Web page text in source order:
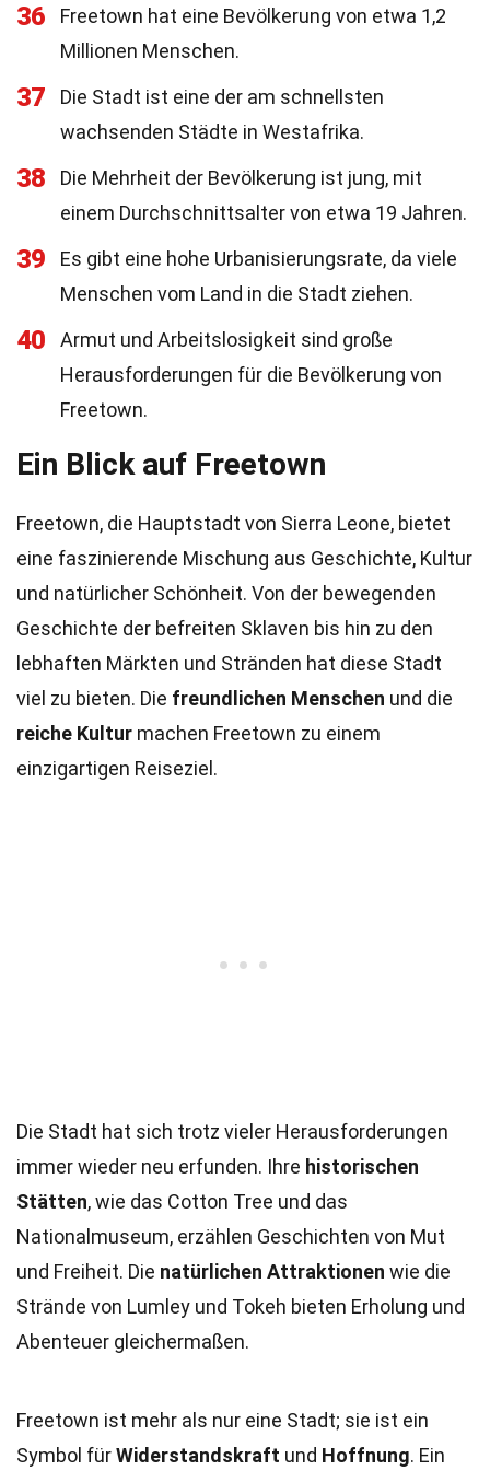
36
Freetown hat eine Bevölkerung von etwa 1,2
Millionen Menschen.
37
Die Stadt ist eine der am schnellsten
wachsenden Städte in Westafrika.
38
Die Mehrheit der Bevölkerung ist jung, mit
einem Durchschnittsalter von etwa 19 Jahren.
39
Es gibt eine hohe Urbanisierungsrate, da viele
Menschen vom Land in die Stadt ziehen.
40
Armut und Arbeitslosigkeit sind große
Herausforderungen für die Bevölkerung von
Freetown.
Ein Blick auf Freetown
Freetown, die Hauptstadt von Sierra Leone, bietet
eine faszinierende Mischung aus Geschichte, Kultur
und natürlicher Schönheit. Von der bewegenden
Geschichte der befreiten Sklaven bis hin zu den
lebhaften Märkten und Stränden hat diese Stadt
viel zu bieten. Die freundlichen Menschen und die
reiche Kultur machen Freetown zu einem
einzigartigen Reiseziel.
Die Stadt hat sich trotz vieler Herausforderungen
immer wieder neu erfunden. Ihre historischen
Stätten, wie das Cotton Tree und das
Nationalmuseum, erzählen Geschichten von Mut
und Freiheit. Die natürlichen Attraktionen wie die
Strände von Lumley und Tokeh bieten Erholung und
Abenteuer gleichermaßen.
Freetown ist mehr als nur eine Stadt; sie ist ein
Symbol fürWiderstandskraft und Hoffnung. Ein